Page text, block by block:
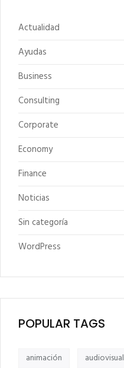
Actualidad
Ayudas
Business
Consulting
Corporate
Economy
Finance
Noticias
Sin categoría
WordPress
POPULAR TAGS
animación audiovisual